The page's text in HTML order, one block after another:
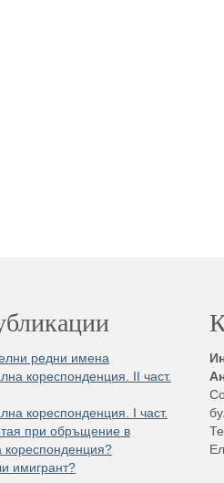
редни имена
кореспонденция. II част.
кореспонденция. I част.
при обръщение в
кореспонденция?
имигрант?